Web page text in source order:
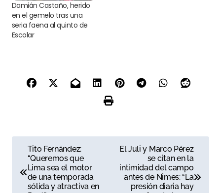
Damián Castaño, herido
en el gemelo tras una
seria faena al quinto de
Escolar
a
Tito Fernández:
“Queremos que
Lima sea el motor
de una temporada
sólida y atractiva en
El Juli y Marco Pérez
se citan en la
intimidad del campo
antes de Nimes: “La
presión diaria hay